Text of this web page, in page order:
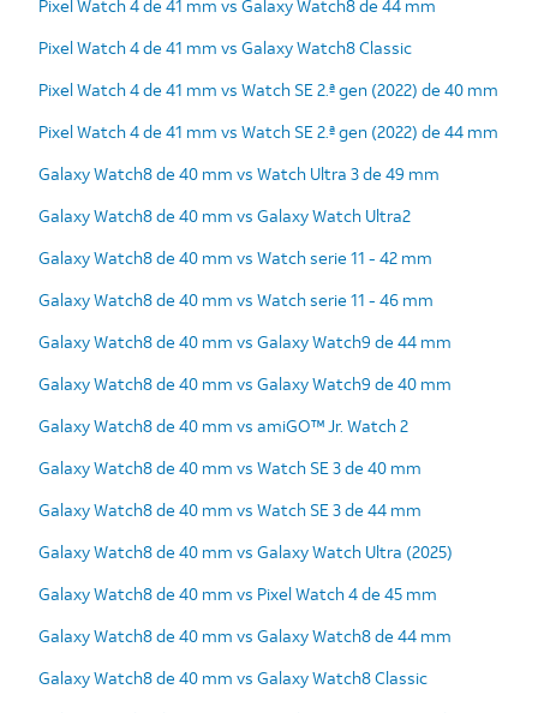
Pixel Watch 4 de 41 mm vs Galaxy Watch8 de 44 mm
Pixel Watch 4 de 41 mm vs Galaxy Watch8 Classic
Pixel Watch 4 de 41 mm vs Watch SE 2.ª gen (2022) de 40 mm
Pixel Watch 4 de 41 mm vs Watch SE 2.ª gen (2022) de 44 mm
Galaxy Watch8 de 40 mm vs Watch Ultra 3 de 49 mm
Galaxy Watch8 de 40 mm vs Galaxy Watch Ultra2
Galaxy Watch8 de 40 mm vs Watch serie 11 - 42 mm
Galaxy Watch8 de 40 mm vs Watch serie 11 - 46 mm
Galaxy Watch8 de 40 mm vs Galaxy Watch9 de 44 mm
Galaxy Watch8 de 40 mm vs Galaxy Watch9 de 40 mm
Galaxy Watch8 de 40 mm vs amiGO™ Jr. Watch 2
Galaxy Watch8 de 40 mm vs Watch SE 3 de 40 mm
Galaxy Watch8 de 40 mm vs Watch SE 3 de 44 mm
Galaxy Watch8 de 40 mm vs Galaxy Watch Ultra (2025)
Galaxy Watch8 de 40 mm vs Pixel Watch 4 de 45 mm
Galaxy Watch8 de 40 mm vs Galaxy Watch8 de 44 mm
Galaxy Watch8 de 40 mm vs Galaxy Watch8 Classic